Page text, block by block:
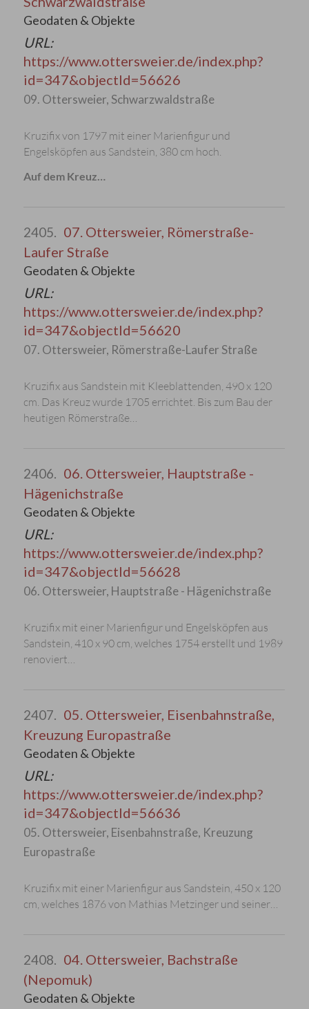
Geodaten & Objekte
URL:
https://www.ottersweier.de/index.php?
id=347&objectId=56626
09. Ottersweier, Schwarzwaldstraße
Kruzifix von 1797 mit einer Marienfigur und
Engelsköpfen aus Sandstein, 380 cm hoch.
Auf dem Kreuz…
2405. 07. Ottersweier, Römerstraße-
Laufer Straße
Geodaten & Objekte
URL:
https://www.ottersweier.de/index.php?
id=347&objectId=56620
07. Ottersweier, Römerstraße-Laufer Straße
Kruzifix aus Sandstein mit Kleeblattenden, 490 x 120
cm. Das Kreuz wurde 1705 errichtet. Bis zum Bau der
heutigen Römerstraße…
2406. 06. Ottersweier, Hauptstraße -
Hägenichstraße
Geodaten & Objekte
URL:
https://www.ottersweier.de/index.php?
id=347&objectId=56628
06. Ottersweier, Hauptstraße - Hägenichstraße
Kruzifix mit einer Marienfigur und Engelsköpfen aus
Sandstein, 410 x 90 cm, welches 1754 erstellt und 1989
renoviert…
2407. 05. Ottersweier, Eisenbahnstraße,
Kreuzung Europastraße
Geodaten & Objekte
URL:
https://www.ottersweier.de/index.php?
id=347&objectId=56636
05. Ottersweier, Eisenbahnstraße, Kreuzung
Europastraße
Kruzifix mit einer Marienfigur aus Sandstein, 450 x 120
cm, welches 1876 von Mathias Metzinger und seiner…
2408. 04. Ottersweier, Bachstraße
(Nepomuk)
Geodaten & Objekte